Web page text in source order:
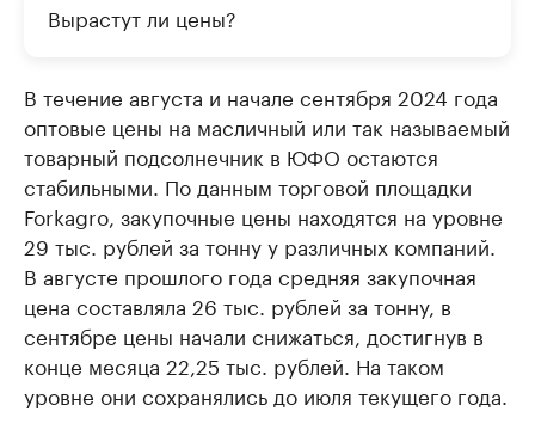
Вырастут ли цены?
В течение августа и начале сентября 2024 года
оптовые цены на масличный или так называемый
товарный подсолнечник в ЮФО остаются
стабильными. По данным торговой площадки
Forkagro, закупочные цены находятся на уровне
29 тыс. рублей за тонну у различных компаний.
В августе прошлого года средняя закупочная
цена составляла 26 тыс. рублей за тонну, в
сентябре цены начали снижаться, достигнув в
конце месяца 22,25 тыс. рублей. На таком
уровне они сохранялись до июля текущего года.